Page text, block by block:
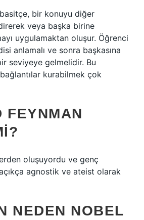
bir konuyu diğer
veya başka birine
uygulamaktan oluşur. Öğrenci
anlamalı ve sonra başkasına
seviyeye gelmelidir. Bu
kurabilmek çok
FEYNMAN
oluşuyordu ve genç
agnostik ve ateist olarak
NEDEN NOBEL